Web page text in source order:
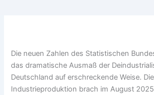
Die neuen Zahlen des Statistischen
das dramatische Ausmaß der
Deutschland auf erschreckende Weise. Die
Industrieproduktion brach im August